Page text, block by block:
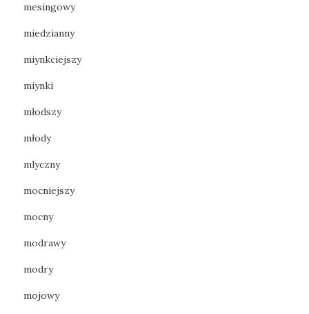
mesingowy
miedzianny
miynkciejszy
miynki
młodszy
młody
mlyczny
mocniejszy
mocny
modrawy
modry
mojowy